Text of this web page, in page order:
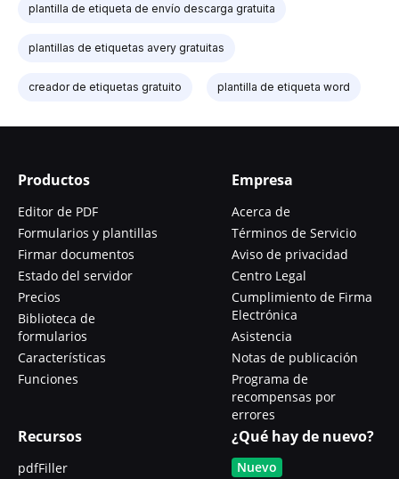
plantilla de etiqueta de envío descarga gratuita
plantillas de etiquetas avery gratuitas
creador de etiquetas gratuito plantilla de etiqueta word
Productos
Editor de PDF
Formularios y plantillas
Firmar documentos
Estado del servidor
Precios
Biblioteca de
formularios
Características
Funciones
Empresa
Acerca de
Términos de Servicio
Aviso de privacidad
Centro Legal
Cumplimiento de Firma
Electrónica
Asistencia
Notas de publicación
Programa de
recompensas por
errores
Recursos
pdfFiller
¿Qué hay de nuevo?
Nuevo